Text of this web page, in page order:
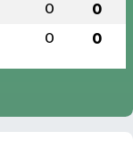
0 0
0 0